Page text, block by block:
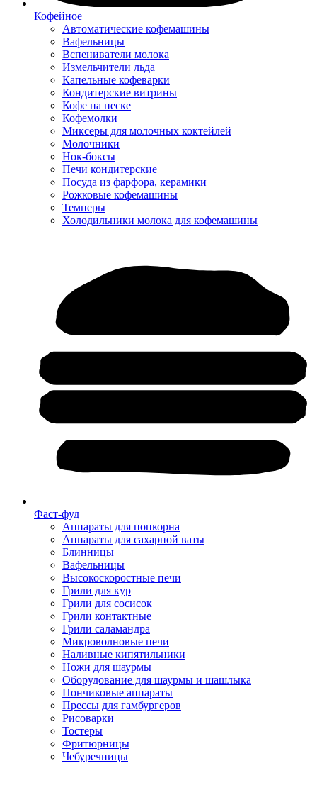
Кофейное
Автоматические кофемашины
Вафельницы
Вспениватели молока
Измельчители льда
Капельные кофеварки
Кондитерские витрины
Кофе на песке
Кофемолки
Миксеры для молочных коктейлей
Молочники
Нок-боксы
Печи кондитерские
Посуда из фарфора, керамики
Рожковые кофемашины
Темперы
Холодильники молока для кофемашины
Фаст-фуд
Аппараты для попкорна
Аппараты для сахарной ваты
Блинницы
Вафельницы
Высокоскоростные печи
Грили для кур
Грили для сосисок
Грили контактные
Грили саламандра
Микроволновые печи
Наливные кипятильники
Ножи для шаурмы
Оборудование для шаурмы и шашлыка
Пончиковые аппараты
Прессы для гамбургеров
Рисоварки
Тостеры
Фритюрницы
Чебуречницы